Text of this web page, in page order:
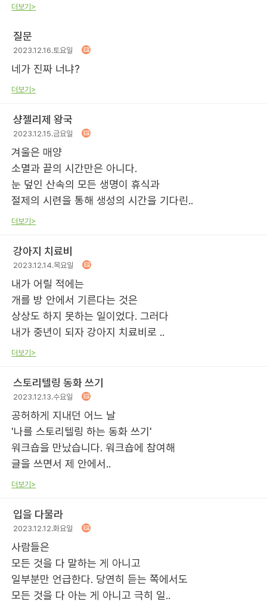
더보기>
질문
2023.12.16.토요일
네가 진짜 너냐?
더보기>
샹젤리제 왕국
2023.12.15.금요일
겨울은 매양
소멸과 끝의 시간만은 아니다.
눈 덮인 산속의 모든 생명이 휴식과
절제의 시련을 통해 생성의 시간을 기다린..
더보기>
강아지 치료비
2023.12.14.목요일
내가 어릴 적에는
개를 방 안에서 기른다는 것은
상상도 하지 못하는 일이었다. 그러다
내가 중년이 되자 강아지 치료비로 ..
더보기>
스토리텔링 동화 쓰기
2023.12.13.수요일
공허하게 지내던 어느 날
'나를 스토리텔링 하는 동화 쓰기'
워크숍을 만났습니다. 워크숍에 참여해
글을 쓰면서 제 안에서..
더보기>
입을 다물라
2023.12.12.화요일
사람들은
모든 것을 다 말하는 게 아니고
일부분만 언급한다. 당연히 듣는 쪽에서도
모든 것을 다 아는 게 아니고 극히 일..